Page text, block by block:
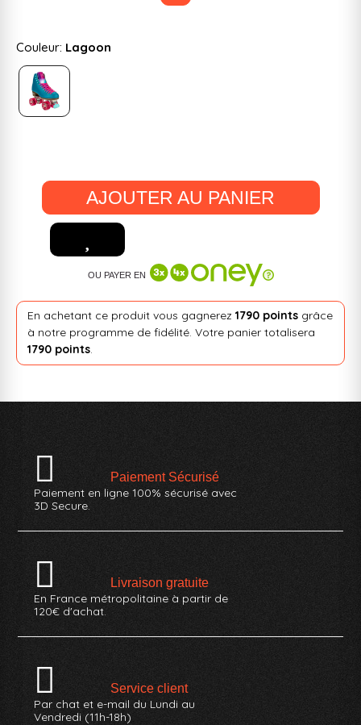
Couleur: Lagoon
AJOUTER AU PANIER
OU PAYER EN
En achetant ce produit vous gagnerez 1790 pointsgrâce
à notre programme de fidélité. Votre panier totalisera
1790 points.
Paiement Sécurisé
Paiement en ligne 100% sécurisé avec
3D Secure.
Livraison gratuite
En France métropolitaine à partir de
120€ d'achat.
Service client
Par chat et e-mail du Lundi au
Vendredi (11h-18h)